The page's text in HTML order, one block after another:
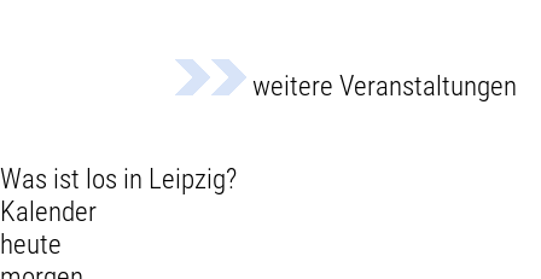
weitere Veranstaltungen
Was ist los in Leipzig?
Kalender
heute